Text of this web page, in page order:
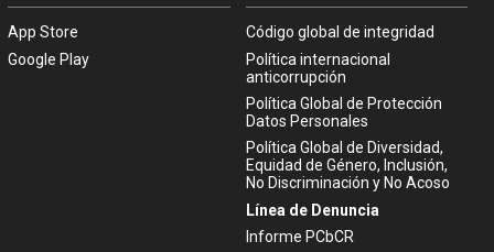
App Store
Google Play
Código global de integridad
Política internacional
anticorrupción
Política Global de Protección
Datos Personales
Política Global de Diversidad,
Equidad de Género, Inclusión,
No Discriminación y No Acoso
Línea de Denuncia
Informe PCbCR